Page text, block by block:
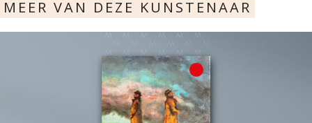
MEER VAN DEZE KUNSTENAAR